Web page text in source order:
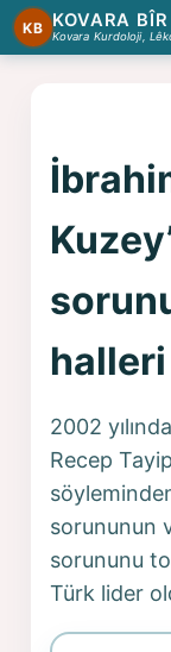
KB KOVARA BÎR
Kovara Kurdoloji,
halleri
2002
Recep
sorununun
sorununu
Türk lider